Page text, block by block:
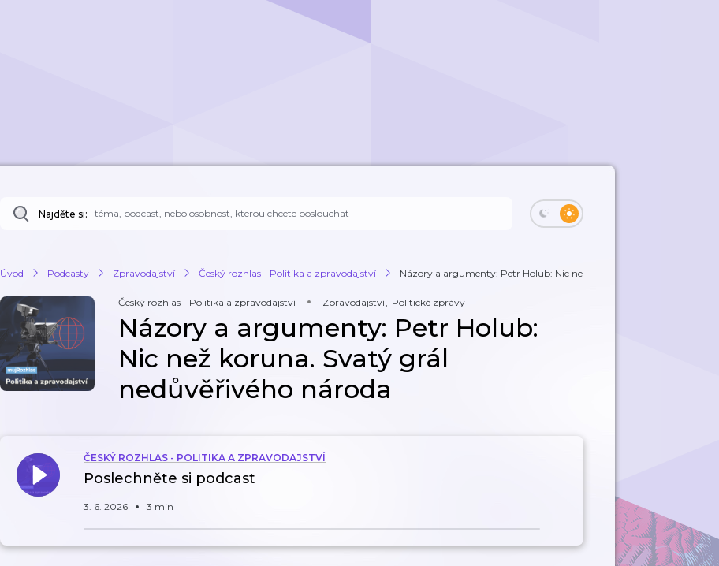
Najděte si:
Úvod Podcasty Zpravodajství Český rozhlas - Politika a zpravodajství Názory a argumenty: Petr Holub: Nic než ko...
Český rozhlas - Politika a zpravodajství Zpravodajství, Politické zprávy
Názory a argumenty: Petr Holub:
Nic než koruna. Svatý grál
nedůvěřivého národa
ČESKÝ ROZHLAS - POLITIKA A ZPRAVODAJSTVÍ
Poslechněte si podcast
3. 6. 2026 3 min